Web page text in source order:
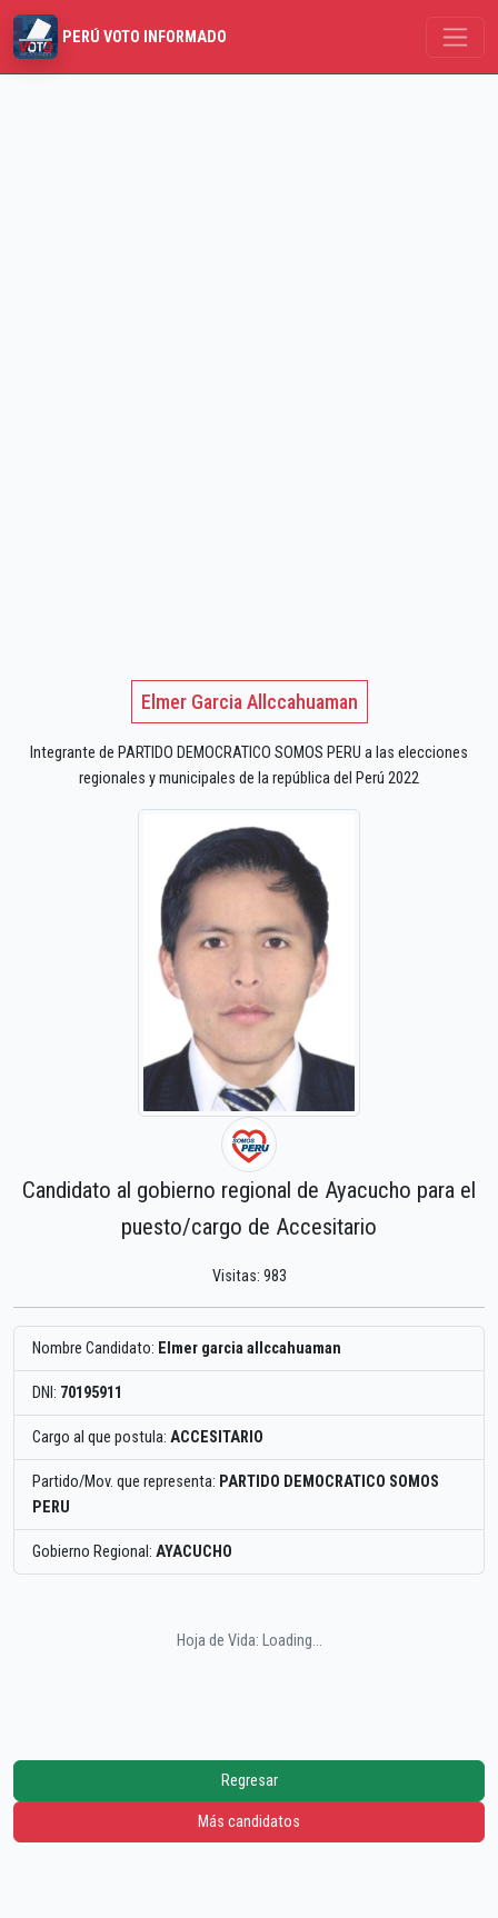
PERÚ VOTO INFORMADO
Elmer Garcia Allccahuaman
Integrante de PARTIDO DEMOCRATICO SOMOS PERU a las elecciones
regionales y municipales de la república del Perú 2022
Candidato al gobierno regional de Ayacucho para el
puesto/cargo de Accesitario
Visitas: 983
Nombre Candidato: Elmer garcia allccahuaman
DNI: 70195911
Cargo al que postula: ACCESITARIO
Partido/Mov. que representa: PARTIDO DEMOCRATICO SOMOS
PERU
Gobierno Regional: AYACUCHO
Hoja de Vida: Loading...
Regresar
Más candidatos